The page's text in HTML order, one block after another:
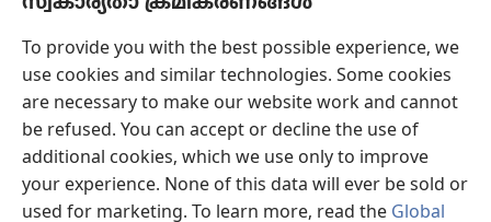
To provide you with the best possible experience, we
use cookies and similar technologies. Some cookies
are necessary to make our website work and cannot
be refused. You can accept or decline the use of
additional cookies, which we use only to improve
your experience. None of this data will ever be sold or
used for marketing. To learn more, read the Global
പേജ്
തുറക്കുക)വാച്ച്ടവര്‍ ഓണ്‍ലൈന്‍ ലൈബ്രറി
(പുതിയ
പേജ്
തുറക്കുക)JW ഹബ്ബ്
(പുതിയ
പേജ്
തുറക്കുക)JW ലൈ​ബ്ര​റി
വാച്ച്‌ടവർ ലൈ​ബ്രറി